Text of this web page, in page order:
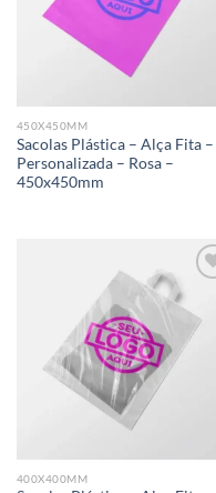
450X450MM
Sacolas Plástica – Alça Fita –
Personalizada – Rosa –
450x450mm
Add to
400X400MM